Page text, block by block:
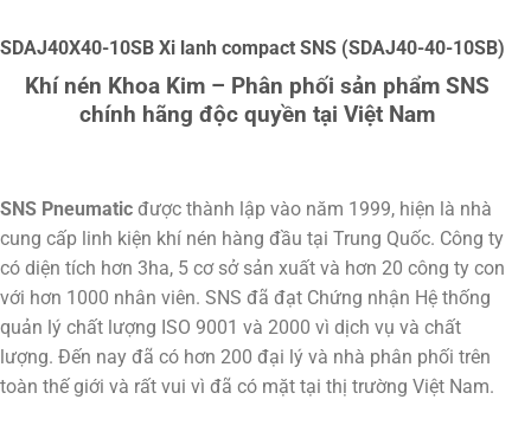
SDAJ40X40-10SB Xi lanh compact SNS (SDAJ40-40-10SB)
Khí nén Khoa Kim – Phân phối sản phẩm SNS
chính hãng độc quyền tại Việt Nam
SNS Pneumatic được thành lập vào năm 1999, hiện là nhà
cung cấp linh kiện khí nén hàng đầu tại Trung Quốc. Công ty
có diện tích hơn 3ha, 5 cơ sở sản xuất và hơn 20 công ty con
với hơn 1000 nhân viên. SNS đã đạt Chứng nhận Hệ thống
quản lý chất lượng ISO 9001 và 2000 vì dịch vụ và chất
lượng. Đến nay đã có hơn 200 đại lý và nhà phân phối trên
toàn thế giới và rất vui vì đã có mặt tại thị trường Việt Nam.